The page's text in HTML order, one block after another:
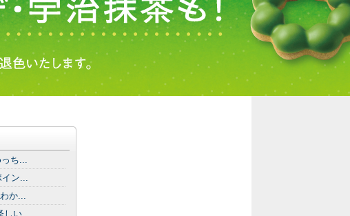
ち...
イン...
か...
い...